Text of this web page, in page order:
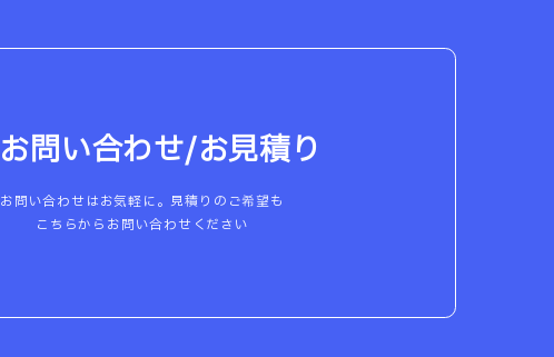
お問い合わせ/お見積り
お問い合わせはお気軽に。見積りのご希望も
こちらからお問い合わせください